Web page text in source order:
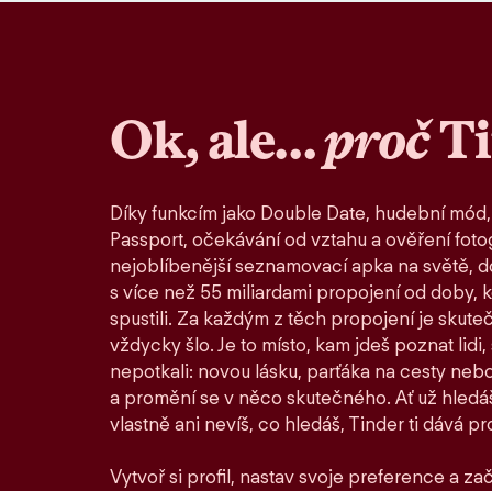
Ok, ale…proč
Díky funkcím jako Double Date, hudební
Passport, očekávání od vztahu a ověření
nejoblíbenější seznamovací apka na světě,
s více než 55 miliardami propojení od doby,
spustili. Za každým z těch propojení je
vždycky šlo. Je to místo, kam jdeš poznat
nepotkali: novou lásku, parťáka na cesty
a promění se v něco skutečného. Ať už
vlastně ani nevíš, co hledáš, Tinder ti dává
Vytvoř si profil, nastav svoje preference a